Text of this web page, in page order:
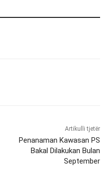
Artikulli tjetër
Penanaman Kawasan PS
Bakal Dilakukan Bulan
September